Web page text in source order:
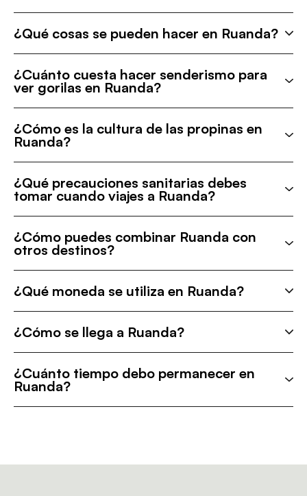
¿Qué cosas se pueden hacer en Ruanda?
¿Cuánto cuesta hacer senderismo para
ver gorilas en Ruanda?
¿Cómo es la cultura de las propinas en
Ruanda?
¿Qué precauciones sanitarias debes
tomar cuando viajes a Ruanda?
¿Cómo puedes combinar Ruanda con
otros destinos?
¿Qué moneda se utiliza en Ruanda?
¿Cómo se llega a Ruanda?
¿Cuánto tiempo debo permanecer en
Ruanda?